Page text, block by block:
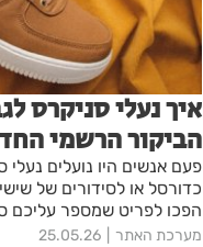
איך נעלי סניקרס
הביקור הרשמי
פעם אנשים היו נועלים
כדורסל או לסידורים של
הפכו לפריט שמספר עליכם
מערכת האתר 25.05.26